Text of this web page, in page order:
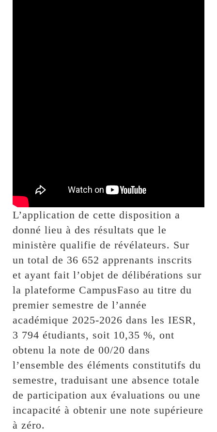
L’application de cette disposition a
donné lieu à des résultats que le
ministère qualifie de révélateurs. Sur
un total de 36 652 apprenants inscrits
et ayant fait l’objet de délibérations sur
la plateforme CampusFaso au titre du
premier semestre de l’année
académique 2025-2026 dans les IESR,
3 794 étudiants, soit 10,35 %, ont
obtenu la note de 00/20 dans
l’ensemble des éléments constitutifs du
semestre, traduisant une absence totale
de participation aux évaluations ou une
incapacité à obtenir une note supérieure
à zéro.